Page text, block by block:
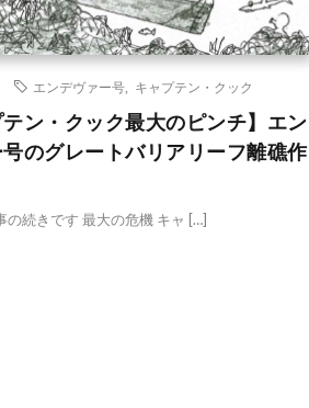
エンデヴァー号 キャプテン・クック
テン・クック最大のピンチ】エン
のグレートバリアリーフ離礁作
の続きです 最大の危機 キャ […]